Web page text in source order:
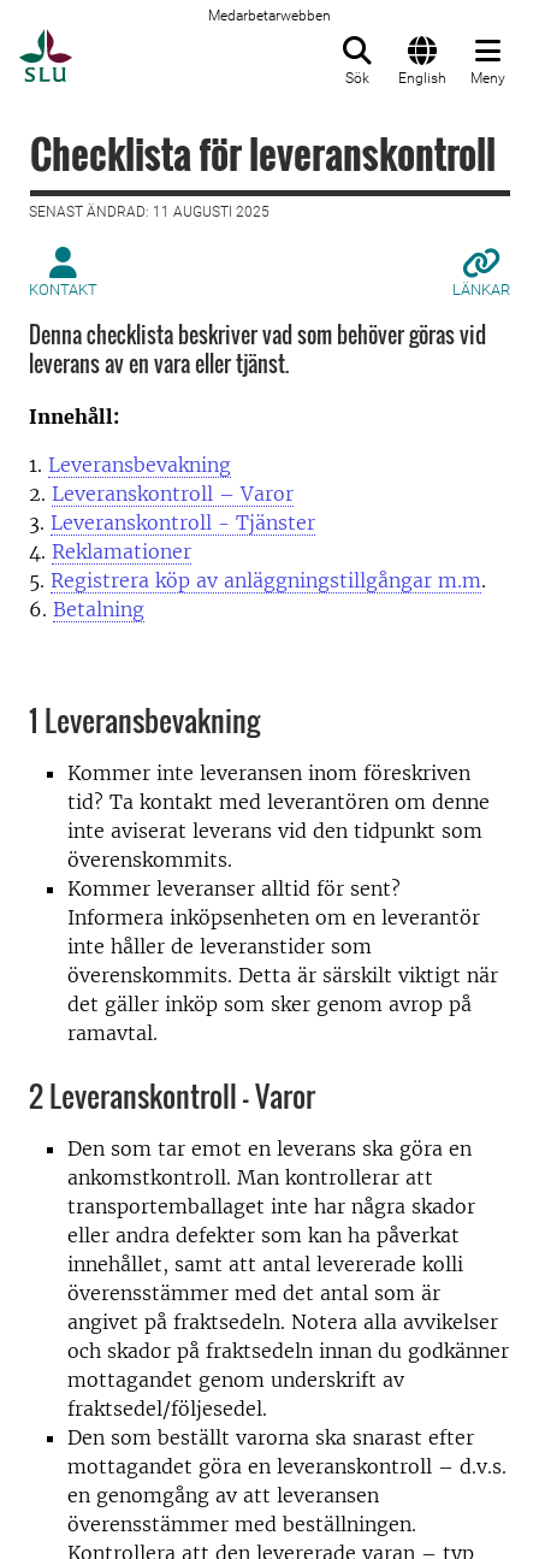
Medarbetarwebben
Sök English Meny
Checklista för leveranskontroll
SENAST ÄNDRAD: 11 AUGUSTI 2025
KONTAKT LÄNKAR
Denna checklista beskriver vad som behöver göras vid
leverans av en vara eller tjänst.
Innehåll:
1. Leveransbevakning
2. Leveranskontroll – Varor
3. Leveranskontroll - Tjänster
4. Reklamationer
5. Registrera köp av anläggningstillgångar m.m.
6. Betalning
1 Leveransbevakning
Kommer inte leveransen inom föreskriven
tid? Ta kontakt med leverantören om denne
inte aviserat leverans vid den tidpunkt som
överenskommits.
Kommer leveranser alltid för sent?
Informera inköpsenheten om en leverantör
inte håller de leveranstider som
överenskommits. Detta är särskilt viktigt när
det gäller inköp som sker genom avrop på
ramavtal.
2 Leveranskontroll – Varor
Den som tar emot en leverans ska göra en
ankomstkontroll. Man kontrollerar att
transportemballaget inte har några skador
eller andra defekter som kan ha påverkat
innehållet, samt att antal levererade kolli
överensstämmer med det antal som är
angivet på fraktsedeln. Notera alla avvikelser
och skador på fraktsedeln innan du godkänner
mottagandet genom underskrift av
fraktsedel/följesedel.
Den som beställt varorna ska snarast efter
mottagandet göra en leveranskontroll – d.v.s.
en genomgång av att leveransen
överensstämmer med beställningen.
Kontrollera att den levererade varan – typ